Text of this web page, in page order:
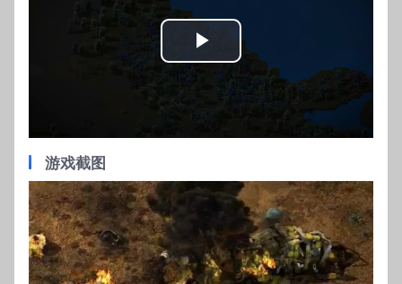
Play
Video
游戏截图